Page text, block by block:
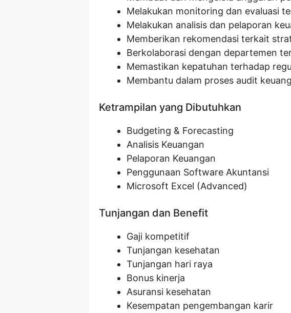
Melakukan monitoring dan evaluasi
Melakukan analisis dan pelaporan
Memberikan rekomendasi terkait
Berkolaborasi dengan departemen
Memastikan kepatuhan terhadap
Membantu dalam proses audit
Ketrampilan yang Dibutuhkan
Budgeting & Forecasting
Analisis Keuangan
Pelaporan Keuangan
Penggunaan Software Akuntansi
Microsoft Excel (Advanced)
Tunjangan dan Benefit
Gaji kompetitif
Tunjangan kesehatan
Tunjangan hari raya
Bonus kinerja
Asuransi kesehatan
Kesempatan pengembangan karir